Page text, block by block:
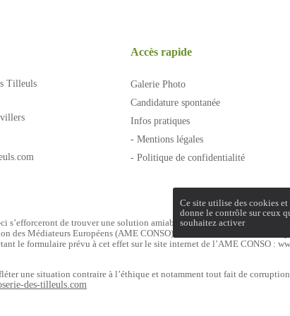
Tilleuls
Accès rapide
Galerie Photo
Candidature spontanée
Infos pratiques
- Mentions légales
- Politique de confidentialité
s’efforceront de trouver une solution amiable. À défaut d’accord
Médiateurs Européens (AME CONSO), dans un délai d’un an à
le formulaire prévu à cet effet sur le site internet de l’AME CONSO :
une situation contraire à l’éthique et notamment tout fait de
des-tilleuls.com
Ce site utilise des cookies et
donne le contrôle sur ceux
souhaitez activer